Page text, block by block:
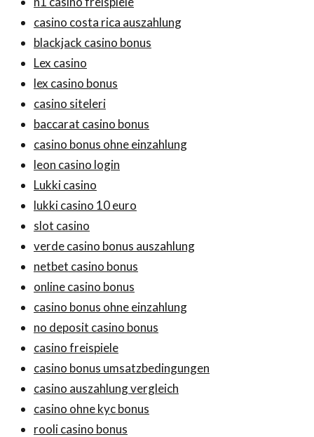
casino costa rica auszahlung
blackjack casino bonus
Lex casino
lex casino bonus
casino siteleri
baccarat casino bonus
casino bonus ohne einzahlung
leon casino login
Lukki casino
lukki casino 10 euro
slot casino
verde casino bonus auszahlung
netbet casino bonus
online casino bonus
casino bonus ohne einzahlung
no deposit casino bonus
casino freispiele
casino bonus umsatzbedingungen
casino auszahlung vergleich
casino ohne kyc bonus
rooli casino bonus